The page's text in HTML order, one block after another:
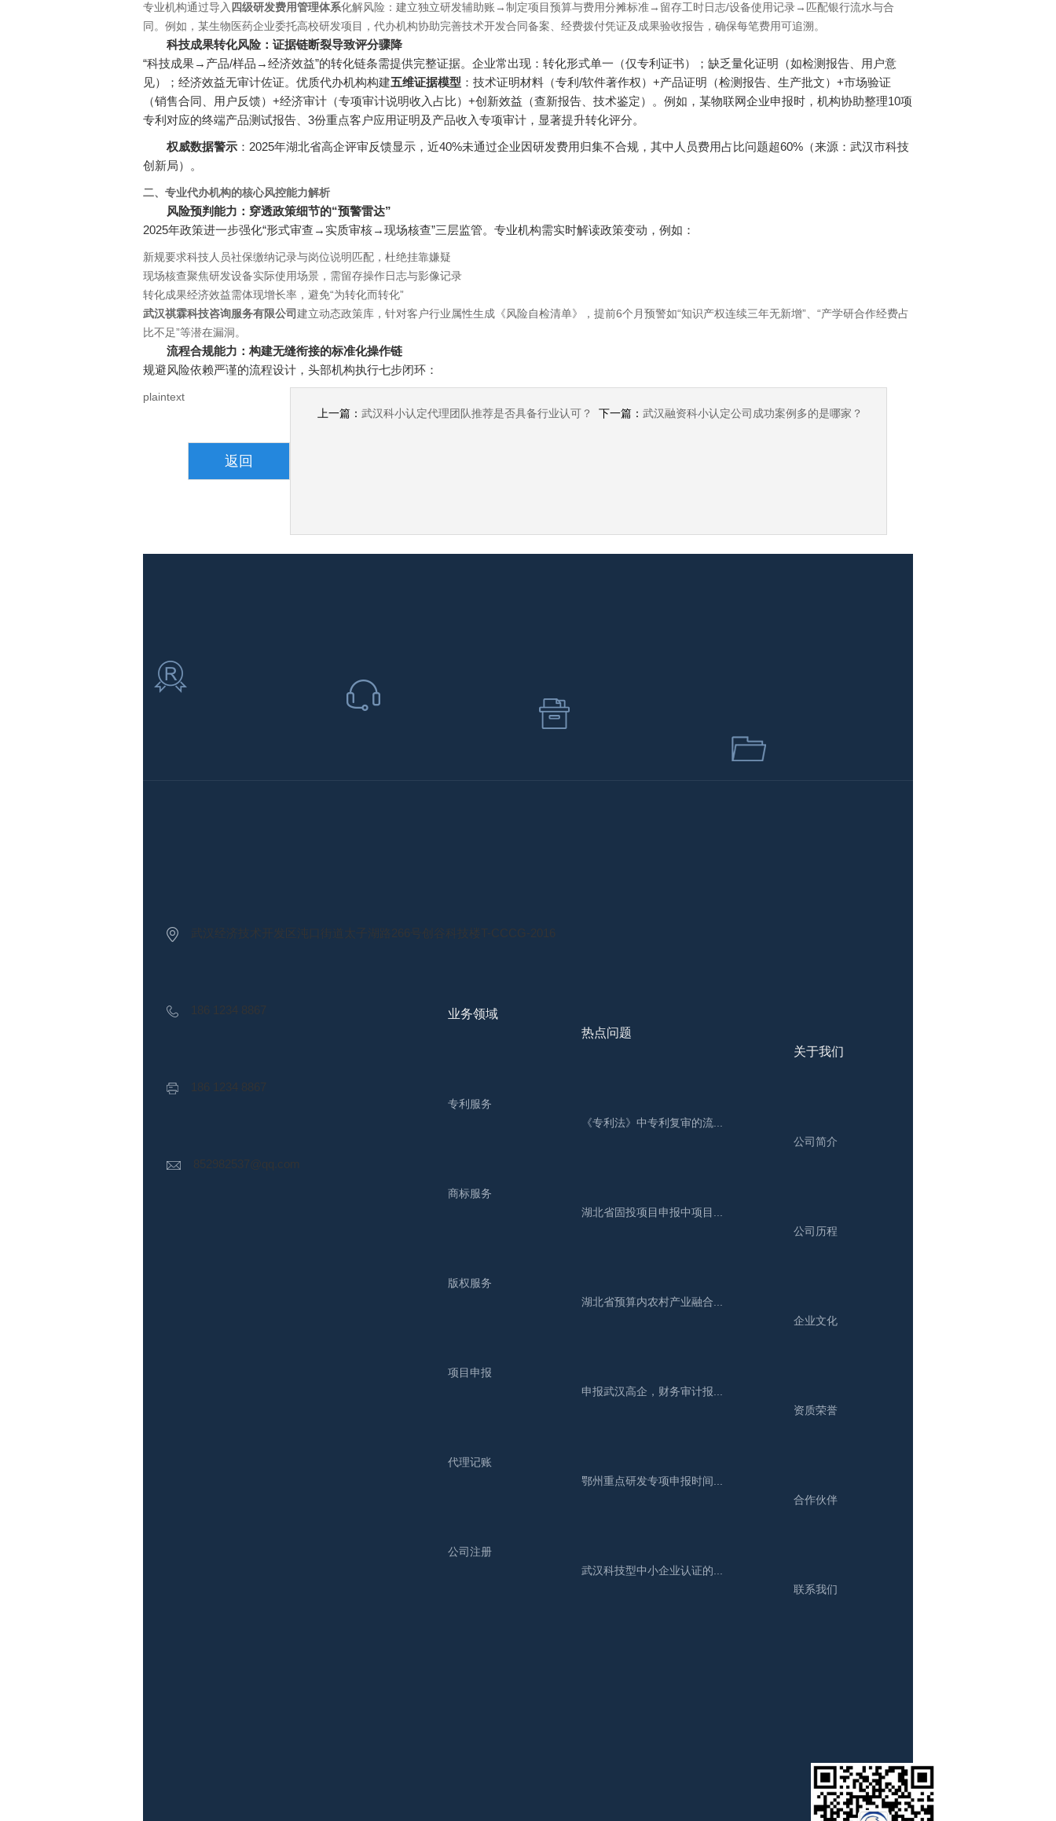
专业机构通过导入 四级研发费用管理体系化解风险：建立独立研发辅助账→制定项目预算与费用分摊标准→留存工时日志/设备使用记录→匹配银行流水与合
同。例如，某生物医药企业委托高校研发项目，代办机构协助完善技术开发合同备案、经费拨付凭证及成果验收报告，确保每笔费用可追溯。
科技成果转化风险：证据链断裂导致评分骤降
“科技成果→产品/样品→经济效益”的转化链条需提供完整证据。企业常出现：转化形式单一（仅专利证书）；缺乏量化证明（如检测报告、用户意
见）；经济效益无审计佐证。优质代办机构构建五维证据模型 ：技术证明材料（专利/软件著作权）+产品证明（检测报告、生产批文）+市场验证
（销售合同、用户反馈）+经济审计（专项审计说明收入占比）+创新效益（查新报告、技术鉴定）。例如，某物联网企业申报时，机构协助整理10项
专利对应的终端产品测试报告、3份重点客户应用证明及产品收入专项审计，显著提升转化评分。
权威数据警示 ：2025年湖北省高企评审反馈显示，近40%未通过企业因研发费用归集不合规，其中人员费用占比问题超60%（来源：武汉市科技
创新局）。
二、专业代办机构的核心风控能力解析
风险预判能力：穿透政策细节的“预警雷达”
2025年政策进一步强化“形式审查→实质审核→现场核查”三层监管。专业机构需实时解读政策变动，例如：
新规要求科技人员社保缴纳记录与岗位说明匹配，杜绝挂靠嫌疑
现场核查聚焦研发设备实际使用场景，需留存操作日志与影像记录
转化成果经济效益需体现增长率，避免“为转化而转化”
武汉祺霖科技咨询服务有限公司建立动态政策库，针对客户行业属性生成《风险自检清单》，提前6个月预警如“知识产权连续三年无新增”、“产学研合作经费占
比不足”等潜在漏洞。
流程合规能力：构建无缝衔接的标准化操作链
规避风险依赖严谨的流程设计，头部机构执行七步闭环：
plaintext
返回
上一篇： 武汉科小认定代理团队推荐是否具备行业认可？ 下一篇： 武汉融资科小认定公司成功案例多的是哪家？
业务领域
专利服务
商标服务
版权服务
项目申报
代理记账
公司注册
热点问题
《专利法》中专利复审的流...
湖北省固投项目申报中项目...
湖北省预算内农村产业融合...
申报武汉高企，财务审计报...
鄂州重点研发专项申报时间...
武汉科技型中小企业认证的...
关于我们
公司简介
公司历程
企业文化
资质荣誉
合作伙伴
联系我们
武汉经济技术开发区沌口街道太子湖路266号创谷科技楼T-CCCG-2016
186 1234 8867
186 1234 8867
852982537@qq.com